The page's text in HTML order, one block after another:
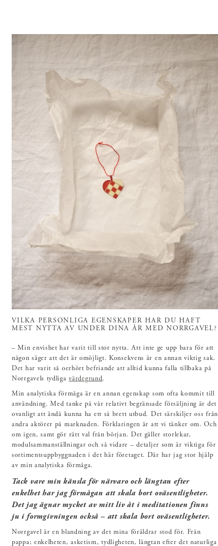
VILKA PERSONLIGA EGENSKAPER HAR DU HAFT
MEST NYTTA AV UNDER DINA ÅR MED NORRGAVEL?
– Min envishet har varit till stor nytta. Att inte ge upp bara för att
någon säger att det är omöjligt. Konsekvens är en annan viktig sak.
Det har varit så oerhört befriande att alltid kunna falla tillbaka på
Norrgavels tydligavärdegrund.
Min analytiska förmåga är en annan egenskap som ofta kommit till
användning. Med tanke på vår relativt begränsade försäljning är det
ovanligt att ändå kunna ha ett så brett utbud. Det särskiljer oss från
andra aktörer på marknaden. Förklaringen är att vi tänker om. Och
om igen, samt gör rätt val från början. Det gäller storlekar,
modulsammanställningar och så vidare – detaljer som är viktiga för
sortimentsuppbyggnaden i det här företaget. Där har jag stor hjälp
av min analytiska förmåga.
Tack vare min känsla för närvaro och längtan efter
enkelhet har jag förmågan att skala bort oväsentligheter.
Det jag ägnar mycket av mitt liv åt i meditationen finns
ju i formgivningen också – att skala bort oväsentligheter.
Norrgavel är en blandning av det mina föräldrar stod för. Från
pappa; enkelheten, asketism, tydligheten, längtan efter det naturliga